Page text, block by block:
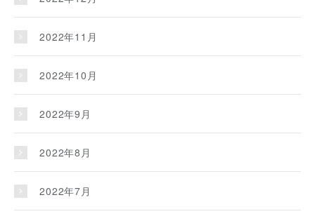
2022年11月
2022年10月
2022年9月
2022年8月
2022年7月